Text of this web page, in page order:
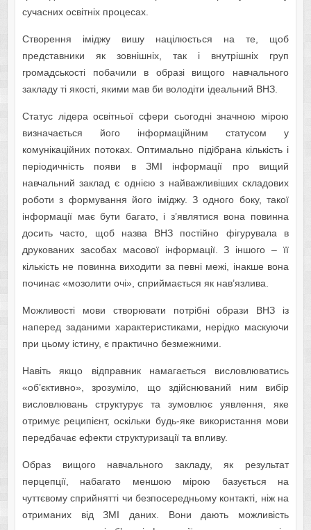
сучасних освітніх процесах.
Створення іміджу вишу націлюється на те, щоб
представники як зовнішніх, так і внутрішніх груп
громадськості побачили в образі вищого навчального
закладу ті якості, якими мав би володіти ідеальний ВНЗ.
Статус лідера освітньої сфери сьогодні значною мірою
визначається його інформаційним статусом у
комунікаційних потоках. Оптимально підібрана кількість і
періодичність появи в ЗМІ інформації про вищий
навчальний заклад є однією з найважливіших складових
роботи з формування його іміджу. З одного боку, такої
інформації має бути багато, і з’являтися вона повинна
досить часто, щоб назва ВНЗ постійно фігурувала в
друкованих засобах масової інформації. З іншого – її
кількість не повинна виходити за певні межі, інакше вона
починає «мозолити очі», сприймається як нав’язлива.
Можливості мови створювати потрібні образи ВНЗ із
наперед заданими характеристиками, нерідко маскуючи
при цьому істину, є практично безмежними.
Навіть якщо відправник намагається висловлюватись
«об’єктивно», зрозуміло, що здійснюваний ним вибір
висловлювань структурує та зумовлює уявлення, яке
отримує реципієнт, оскільки будь-яке використання мови
передбачає ефекти структуризації та впливу.
Образ вищого навчального закладу, як результат
перцепції, набагато меншою мірою базується на
чуттєвому сприйнятті чи безпосередньому контакті, ніж на
отриманих від ЗМІ даних. Вони дають можливість